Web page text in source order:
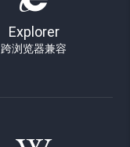
Explorer
跨浏览器兼容